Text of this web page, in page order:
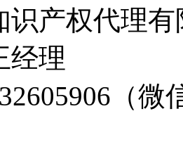
识产权代理有
经理
（微